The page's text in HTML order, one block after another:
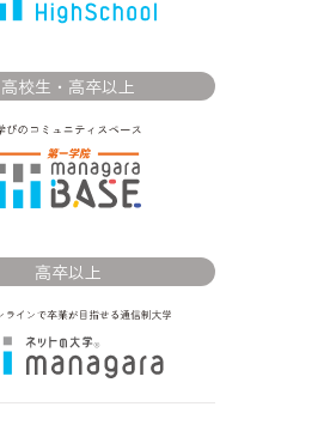
高校生・高卒以上
高卒以上